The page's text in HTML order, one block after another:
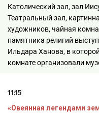
Католический зал, зал
Театральный зал,
художников, чайная
памятника религий
Ильдара Ханова, в
комнате организовали
11:15
«Овеянная легендами